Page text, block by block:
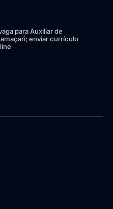
para Auxiliar de
enviar currículo